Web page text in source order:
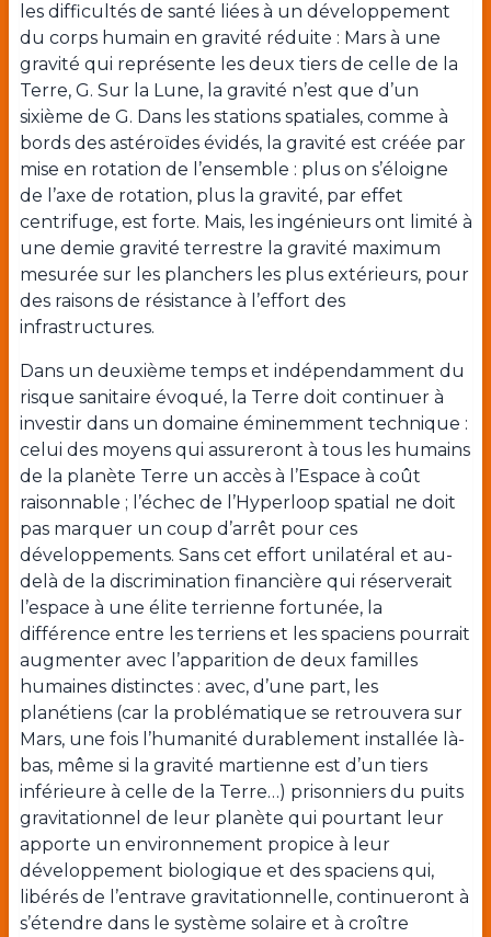
les difficultés de santé liées à un développement
du corps humain en gravité réduite : Mars à une
gravité qui représente les deux tiers de celle de la
Terre, G. Sur la Lune, la gravité n’est que d’un
sixième de G. Dans les stations spatiales, comme à
bords des astéroïdes évidés, la gravité est créée par
mise en rotation de l’ensemble : plus on s’éloigne
de l’axe de rotation, plus la gravité, par effet
centrifuge, est forte. Mais, les ingénieurs ont limité à
une demie gravité terrestre la gravité maximum
mesurée sur les planchers les plus extérieurs, pour
des raisons de résistance à l’effort des
infrastructures.
Dans un deuxième temps et indépendamment du
risque sanitaire évoqué, la Terre doit continuer à
investir dans un domaine éminemment technique :
celui des moyens qui assureront à tous les humains
de la planète Terre un accès à l’Espace à coût
raisonnable ; l’échec de l’Hyperloop spatial ne doit
pas marquer un coup d’arrêt pour ces
développements. Sans cet effort unilatéral et au-
delà de la discrimination financière qui réserverait
l’espace à une élite terrienne fortunée, la
différence entre les terriens et les spaciens pourrait
augmenter avec l’apparition de deux familles
humaines distinctes : avec, d’une part, les
planétiens (car la problématique se retrouvera sur
Mars, une fois l’humanité durablement installée là-
bas, même si la gravité martienne est d’un tiers
inférieure à celle de la Terre…) prisonniers du puits
gravitationnel de leur planète qui pourtant leur
apporte un environnement propice à leur
développement biologique et des spaciens qui,
libérés de l’entrave gravitationnelle, continueront à
s’étendre dans le système solaire et à croître